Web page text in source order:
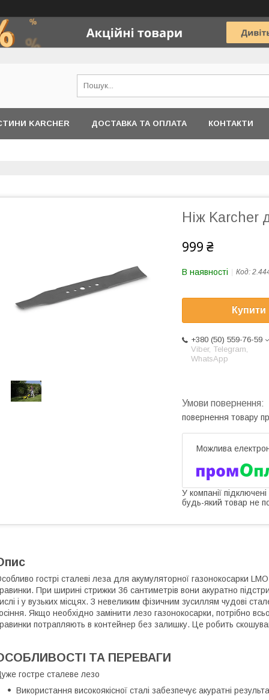
KARCHER ДОСТАВКА ТА ОПЛАТА КОНТАКТИ
Ніж Karcher
999 ₴
В наявності Код:
Купити
+380 (50) 559-76-59
Viber, Telegram,
WhatsApp
повернення товару
У компанії
будь-який товар не
гострі сталеві леза для акумуляторної газонокосарки
При ширині стрижки 36 сантиметрів вони акуратно
і у вузьких місцях. З невеликим фізичним зусиллям чудові
Якщо необхідно замінити лезо газонокосарки, потрібно
потрапляють в контейнер без залишку. Це робить
ТА ПЕРЕВАГИ
гостре сталеве лезо
Використання високоякісної сталі забезпечує акуратні